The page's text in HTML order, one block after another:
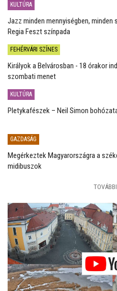
KULTÚRA
Jazz minden mennyiségben, minden
Regia Feszt színpada
FEHÉRVÁRI SZÍNES
Királyok a Belvárosban - 18 órakor
szombati menet
KULTÚRA
Pletykafészek – Neil Simon
GAZDASÁG
Megérkeztek Magyarországra a
midibuszok